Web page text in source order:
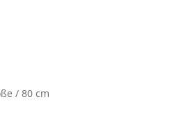
/ 80 cm